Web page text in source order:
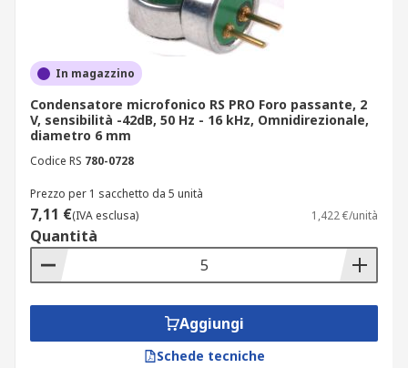
In magazzino
Condensatore microfonico RS PRO Foro passante, 2
V, sensibilità -42dB, 50 Hz - 16 kHz, Omnidirezionale,
diametro 6 mm
Codice RS 780-0728
Prezzo per 1 sacchetto da 5 unità
7,11 €(IVA esclusa) 1,422 €/unità
Quantità
Aggiungi
Schede tecniche